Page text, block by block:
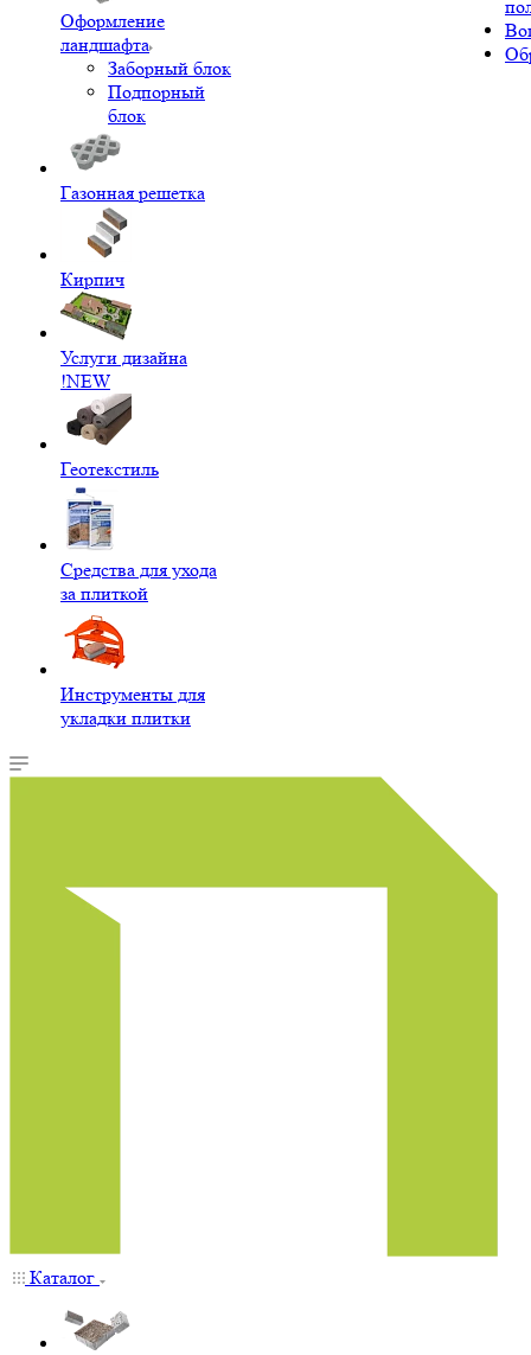
Оформление
ландшафта
Заборный блок
Подпорный
блок
Газонная решетка
Кирпич
Услуги дизайна
!NEW
Геотекстиль
Средства для ухода
за плиткой
Инструменты для
укладки плитки
Каталог